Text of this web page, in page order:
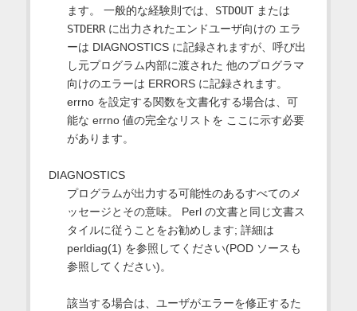
ます。 一般的な経験則では、 STDOUTまたは
STDERRに出力されたエンドユーザ向けの エラ
ーは DIAGNOSTICS に記録されますが、呼び出
し元プログラム内部に渡された 他のプログラマ
向けのエラーは ERRORS に記録されます。
errno を設定する関数を文書化する場合は、可
能な errno 値の完全なリストを ここに示す必要
があります。
DIAGNOSTICS
プログラムが出力する可能性のあるすべてのメ
ッセージとその意味。 Perl の文書と同じ文書ス
タイルに従うことをお勧めします; 詳細は
perldiag(1) を参照してください(POD ソースも
参照してください)。
該当する場合は、ユーザがエラーを修正するた